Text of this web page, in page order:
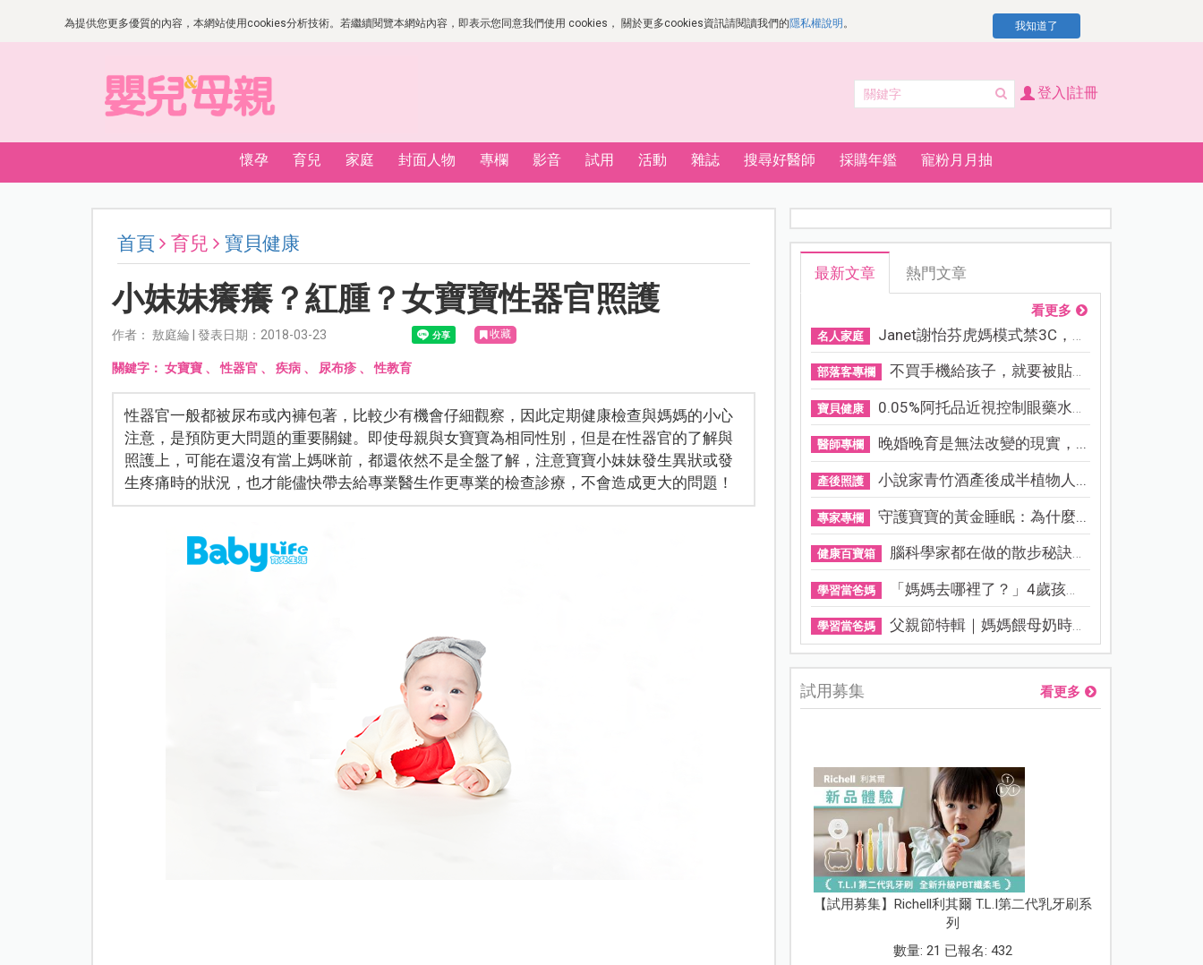
為提供您更多優質的內容，本網站使用cookies分析技術。若繼續閱覽本網站內容，即表示您同意我們使用 cookies， 關於更多cookies資訊請閱讀我們的隱私權說明 。 我知道了
登入|註冊
懷孕 育兒 家庭 封面人物 專欄 影音 試用 活動 雜誌 搜尋好醫師 採購年鑑 寵粉月月抽
首頁 育兒 寶貝健康
小妹妹癢癢？紅腫？女寶寶性器官照護
作者： 敖庭綸 | 發表日期：2018-03-23 收藏
關鍵字： 女寶寶、性器官、 疾病、 尿布疹、性教育
性器官一般都被尿布或內褲包著，比較少有機會仔細觀察，因此定期健康檢查與媽媽的小心
注意，是預防更大問題的重要關鍵。即使母親與女寶寶為相同性別，但是在性器官的了解與
照護上，可能在還沒有當上媽咪前，都還依然不是全盤了解，注意寶寶小妹妹發生異狀或發
生疼痛時的狀況，也才能儘快帶去給專業醫生作更專業的檢查診療，不會造成更大的問題！
最新文章 熱門文章
看更多
名人家庭 Janet謝怡芬虎媽模式禁3C，看...
部落客專欄 不買手機給孩子，就要被貼「...
寶貝健康 0.05%阿托品近視控制眼藥水納...
醫師專欄 晚婚晚育是無法改變的現實，...
產後照護 小說家青竹酒產後成半植物人...
專家專欄 守護寶寶的黃金睡眠：為什麼...
健康百寶箱 腦科學家都在做的散步秘訣！...
學習當爸媽 「媽媽去哪裡了？」4歲孩子還...
學習當爸媽 父親節特輯｜媽媽餵母奶時，...
試用募集 看更多
【試用募集】Richell利其爾 T.L.I第二代乳牙刷系
列
數量: 21 已報名: 432